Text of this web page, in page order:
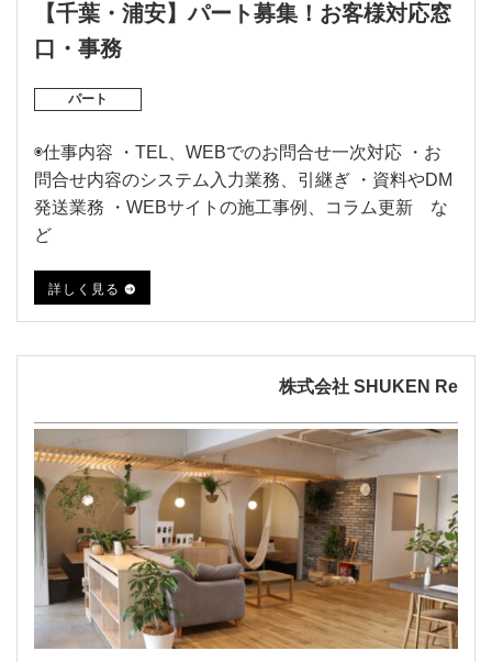
【千葉・浦安】パート募集！お客様対応窓
口・事務
パート
◉仕事内容 ・TEL、WEBでのお問合せ一次対応 ・お
問合せ内容のシステム入力業務、引継ぎ ・資料やDM
発送業務 ・WEBサイトの施工事例、コラム更新 な
ど
詳しく見る
株式会社 SHUKEN Re